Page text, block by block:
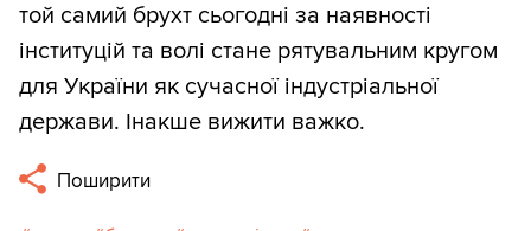
той самий брухт сьогодні за наявності
інституцій та волі стане рятувальним кругом
для України як сучасної індустріальної
держави. Інакше вижити важко.
Поширити